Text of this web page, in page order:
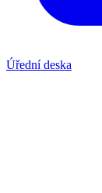
Úřední deska